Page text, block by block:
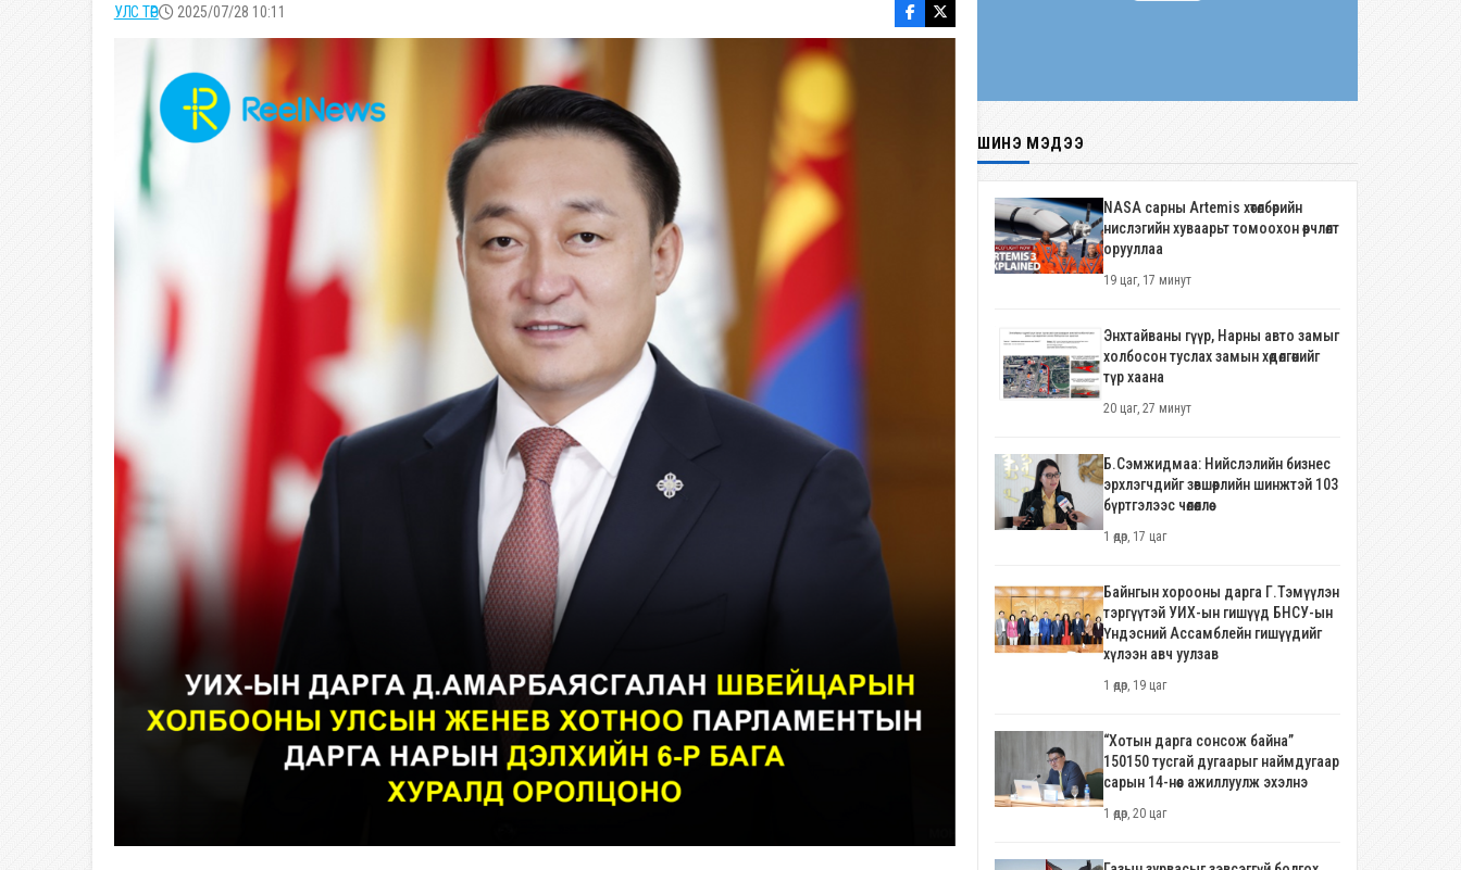
УЛС ТӨР 2025/07/28 10:11
ШИНЭ МЭДЭЭ
NASA сарны Artemis хөтөлбөрийн
нислэгийн хуваарьт томоохон өөрчлөлт
орууллаа
19 цаг, 17 минут
Энхтайваны гүүр, Нарны авто замыг
холбосон туслах замын хөдөлгөөнийг
түр хаана
20 цаг, 27 минут
Б.Сэмжидмаа: Нийслэлийн бизнес
эрхлэгчдийг зөвшөөрлийн шинжтэй 103
бүртгэлээс чөлөөллөө
1 өдөр, 17 цаг
Байнгын хорооны дарга Г.Тэмүүлэн
тэргүүтэй УИХ-ын гишүүд БНСУ-ын
Үндэсний Ассамблейн гишүүдийг
хүлээн авч уулзав
1 өдөр, 19 цаг
“Хотын дарга сонсож байна”
150150 тусгай дугаарыг наймдугаар
сарын 14-нөөс ажиллуулж эхэлнэ
1 өдөр, 20 цаг